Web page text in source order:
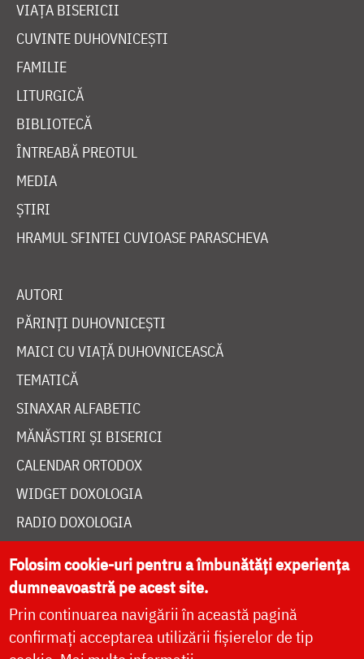
VIAȚA BISERICII
CUVINTE DUHOVNICEȘTI
FAMILIE
LITURGICĂ
BIBLIOTECĂ
ÎNTREABĂ PREOTUL
MEDIA
ȘTIRI
HRAMUL SFINTEI CUVIOASE PARASCHEVA
AUTORI
PĂRINȚI DUHOVNICEȘTI
MAICI CU VIAȚĂ DUHOVNICEASCĂ
TEMATICĂ
SINAXAR ALFABETIC
MĂNĂSTIRI ȘI BISERICI
CALENDAR ORTODOX
WIDGET DOXOLOGIA
RADIO DOXOLOGIA
DESPRE NOI
Folosim cookie-uri pentru a îmbunătăți experiența
dumneavoastră pe acest site.
Prin continuarea navigării în această pagină
confirmați acceptarea utilizării fișierelor de tip